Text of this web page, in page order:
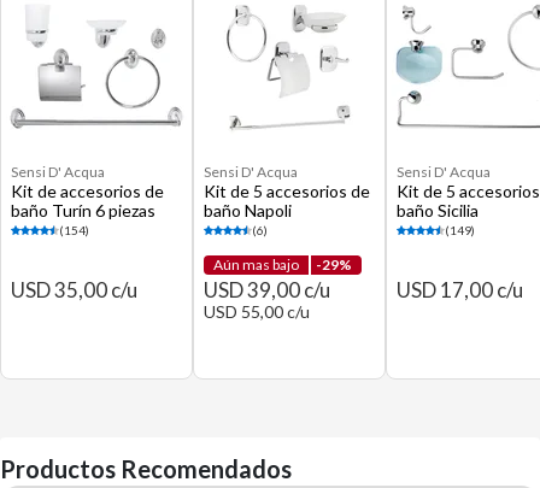
Sensi D' Acqua
Kit de accesorios de
baño Turín 6 piezas
(154)
USD 35,00 c/u
Sensi D' Acqua
Kit de 5 accesorios de
baño Napoli
(6)
Aún mas bajo -29%
USD 39,00 c/u
USD 55,00 c/u
Sensi D' Acqua
Kit de 5
baño Sicilia
(149)
USD 17,00 c/u
Productos Recomendados